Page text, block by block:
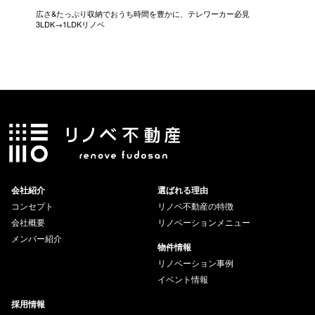
広さ&たっぷり収納でおうち時間を豊かに、テレワーカー必見
3LDK→1LDKリノベ
会社紹介
コンセプト
会社概要
メンバー紹介
選ばれる理由
リノベ不動産の特徴
リノベーションメニュー
物件情報
リノベーション事例
イベント情報
採用情報